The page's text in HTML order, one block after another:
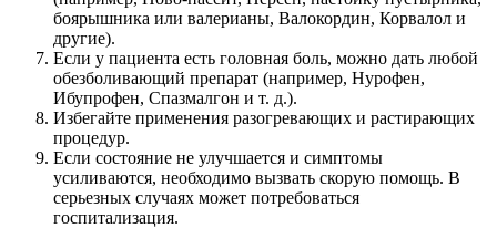
боярышника или валерианы, Валокордин, Корвалол и
другие).
Если у пациента есть головная боль, можно дать любой
обезболивающий препарат (например, Нурофен,
Ибупрофен, Спазмалгон и т. д.).
Избегайте применения разогревающих и растирающих
процедур.
Если состояние не улучшается и симптомы
усиливаются, необходимо вызвать скорую помощь. В
серьезных случаях может потребоваться
госпитализация.